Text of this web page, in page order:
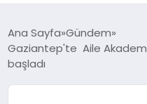
GÜNDEM
EKONOMI
Ana Sayfa Gündem
Gaziantep'te Aile
başladı